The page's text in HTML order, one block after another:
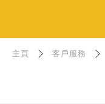
主頁 客戶服務